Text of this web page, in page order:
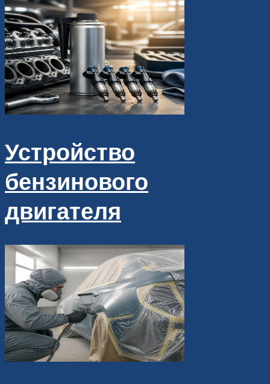
Устройство
бензинового
двигателя